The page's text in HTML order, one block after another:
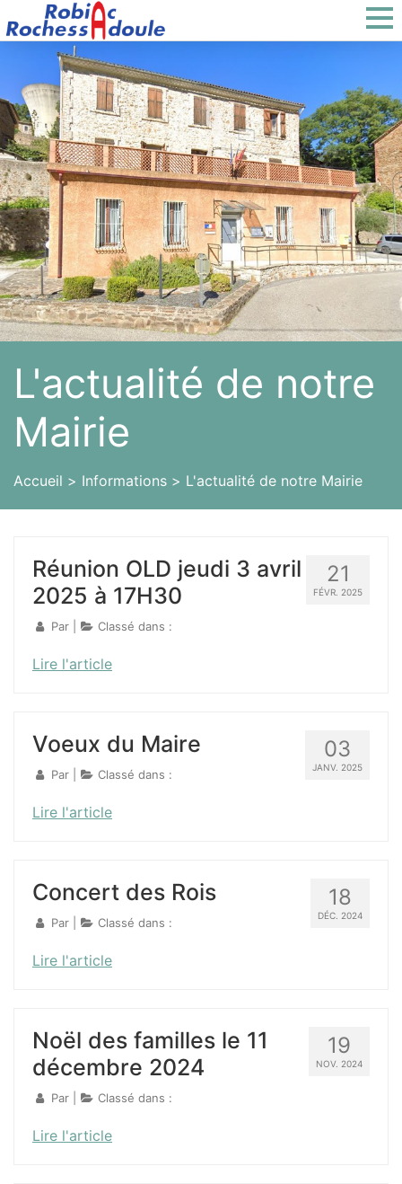
L'actualité de notre
Mairie
Accueil Informations L'actualité de notre Mairie
21
FÉVR. 2025
Réunion OLD jeudi 3 avril
2025 à 17H30
Par Classé dans :
Lire l'article
03
JANV. 2025
Voeux du Maire
Par Classé dans :
Lire l'article
18
DÉC. 2024
Concert des Rois
Par Classé dans :
Lire l'article
19
NOV. 2024
Noël des familles le 11
décembre 2024
Par Classé dans :
Lire l'article